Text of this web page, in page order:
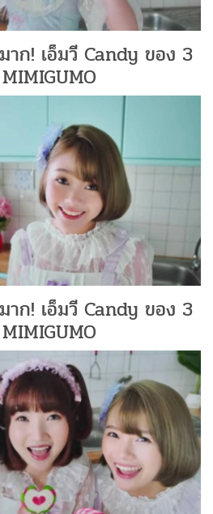
าก! เอ็มวี Candy ของ 3
าก! เอ็มวี Candy ของ 3